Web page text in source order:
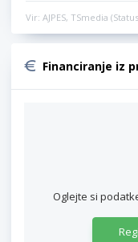
Vir: AJPES, TSmedia
Financiranje iz
Oglejte si